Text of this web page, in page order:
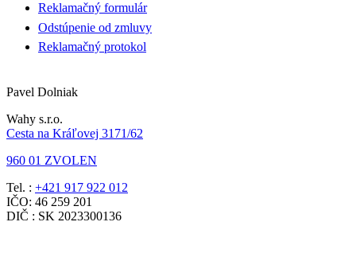
Reklamačný formulár
Odstúpenie od zmluvy
Reklamačný protokol
Pavel Dolniak
Wahy s.r.o.
Cesta na Kráľovej 3171/62
960 01 ZVOLEN
Tel. : +421 917 922 012
IČO: 46 259 201
DIČ : SK 2023300136